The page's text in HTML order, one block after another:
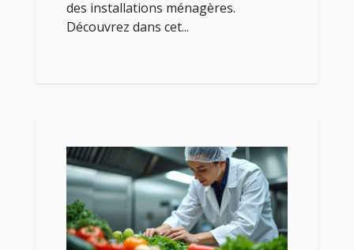
des installations ménagères.
Découvrez dans cet...